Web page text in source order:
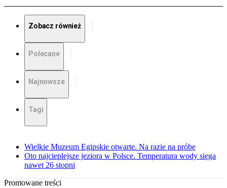
Zobacz również
Polecane
Najnowsze
Tagi
Wielkie Muzeum Egipskie otwarte. Na razie na próbę
Oto najcieplejsze jeziora w Polsce. Temperatura wody sięga
nawet 26 stopni
Promowane treści